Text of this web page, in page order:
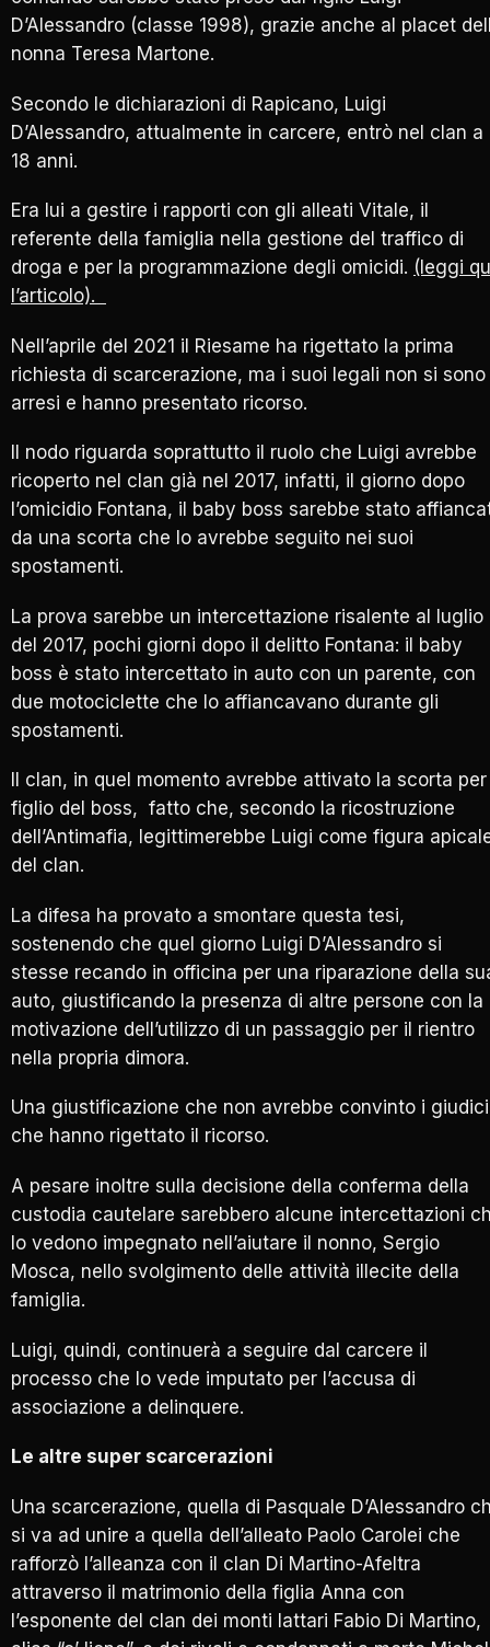
D’Alessandro (classe 1998), grazie anche al placet
nonna Teresa Martone.
Secondo le dichiarazioni di Rapicano, Luigi
D’Alessandro, attualmente in carcere, entrò nel clan a
18 anni.
Era lui a gestire i rapporti con gli alleati Vitale, il
referente della famiglia nella gestione del traffico di
droga e per la programmazione degli omicidi. (leggi
l’articolo).
Nell’aprile del 2021 il Riesame ha rigettato la prima
richiesta di scarcerazione, ma i suoi legali non si sono
arresi e hanno presentato ricorso.
Il nodo riguarda soprattutto il ruolo che Luigi avrebbe
ricoperto nel clan già nel 2017, infatti, il giorno dopo
l’omicidio Fontana, il baby boss sarebbe stato
da una scorta che lo avrebbe seguito nei suoi
spostamenti.
La prova sarebbe un intercettazione risalente al luglio
del 2017, pochi giorni dopo il delitto Fontana: il baby
boss è stato intercettato in auto con un parente, con
due motociclette che lo affiancavano durante gli
spostamenti.
Il clan, in quel momento avrebbe attivato la scorta
figlio del boss, fatto che, secondo la ricostruzione
dell’Antimafia, legittimerebbe Luigi come figura
del clan.
La difesa ha provato a smontare questa tesi,
sostenendo che quel giorno Luigi D’Alessandro si
stesse recando in officina per una riparazione della
auto, giustificando la presenza di altre persone con la
motivazione dell’utilizzo di un passaggio per il rientro
nella propria dimora.
Una giustificazione che non avrebbe convinto i giudici
che hanno rigettato il ricorso.
A pesare inoltre sulla decisione della conferma della
custodia cautelare sarebbero alcune intercettazioni
lo vedono impegnato nell’aiutare il nonno, Sergio
Mosca, nello svolgimento delle attività illecite della
famiglia.
Luigi, quindi, continuerà a seguire dal carcere il
processo che lo vede imputato per l’accusa di
associazione a delinquere.
Le altre super scarcerazioni
Una scarcerazione, quella di Pasquale D’Alessandro
si va ad unire a quella dell’alleato Paolo Carolei che
rafforzò l’alleanza con il clan Di Martino-Afeltra
attraverso il matrimonio della figlia Anna con
l’esponente del clan dei monti lattari Fabio Di Martino,